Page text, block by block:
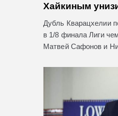
Хайкиным
Дубль Кварацхелии
в 1/8 финала Лиги
Матвей Сафонов и